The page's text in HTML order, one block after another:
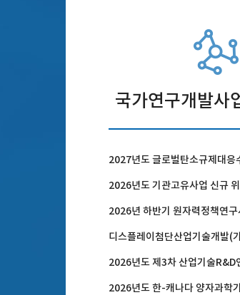
국가연구개발사
2027년도 글로벌탄소규제대응
2026년도 기관고유사업 신규
2026년도 제3차 산업기술R&D
2026년도 한-캐나다 양자과학